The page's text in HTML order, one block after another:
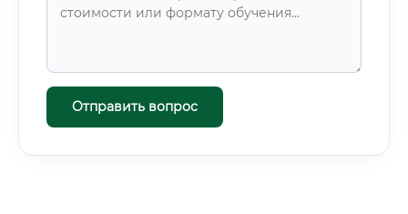
Отправить вопрос